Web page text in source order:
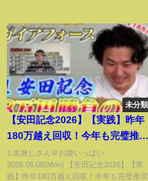
未分類
【安田記念2026】【実践】昨年
180万越え回収！今年も完璧推奨
で帯超えなるか⁉︎
1:名無しさん＠お腹いっぱい
2026.06.08(Mon) 【安田記念2026】【実
践】昨年180万越え回収！今年も完璧推奨